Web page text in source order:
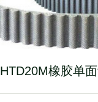
HTD20M橡胶单